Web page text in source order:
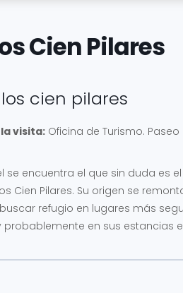
Cien Pilares
cien pilares
visita: Oficina de Turismo.
se encuentra el que sin duda
Cien Pilares. Su origen se
refugio en lugares más
en sus estancias